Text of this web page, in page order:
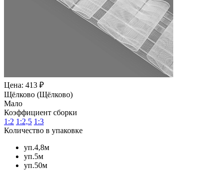
Цена: 413 ₽
Щёлково (Щёлково)
Мало
Коэффициент сборки
1:2 1:2,5 1:3
Количество в упаковке
уп.4,8м
уп.5м
уп.50м